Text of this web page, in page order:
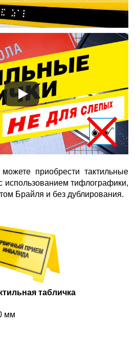
приобрести тактильные
использованием тифлографики,
Брайля и без дублирования.
табличка
мм